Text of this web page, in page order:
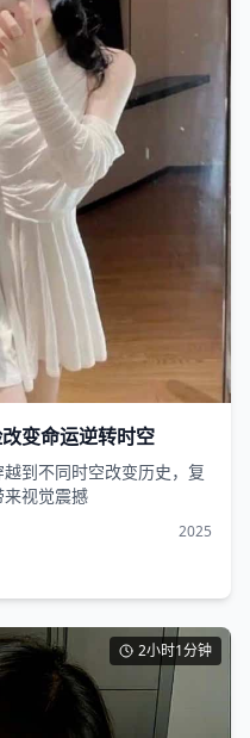
变命运逆转时空
到不同时空改变历史，复
视觉震撼
2025
2小时1分钟